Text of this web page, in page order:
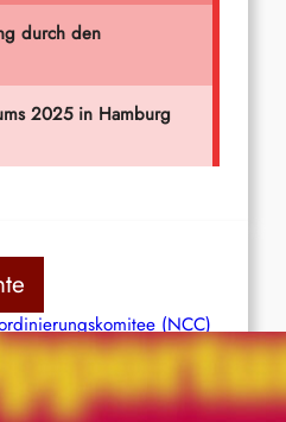
(NCC)
Partei Indiens
Postmoderner